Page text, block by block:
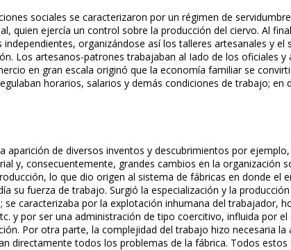
sociales se caracterizaron por un régimen de
quien ejercía un control sobre la producción del ciervo. Al
organizándose así los talleres artesanales y
Los artesanos-patrones trabajaban al Iado de los oficiales y
en gran escala originó que la economía familiar se
horarios, salarios y demás condiciones de trabajo; en
aparición de diversos inventos y descubrimientos por
y, consecuentemente, grandes cambios en la organización
lo que dio origen al sistema de fábricas en donde el
su fuerza de trabajo. Surgió la especialización y la
se caracterizaba por la explotación inhumana del trabajador,
y por ser una administración de tipo coercitivo, influida por
Por otra parte, la complejidad del trabajo hizo necesaria la
directamente todos los problemas de la fábrica. Todos